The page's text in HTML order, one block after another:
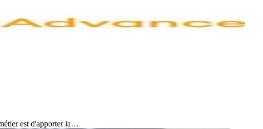
est d'apporter la…